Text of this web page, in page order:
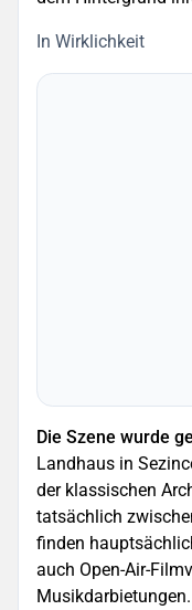
In Wirklichkeit
Die Szene wurde
Landhaus in
der klassischen
tatsächlich
finden
auch Open-Air-